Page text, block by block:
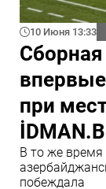
10 Июня 13:33
при
В то же
побеждала